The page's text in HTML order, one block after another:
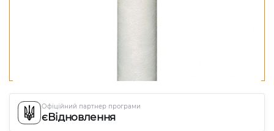
Офіційний партнер програми
єВідновлення